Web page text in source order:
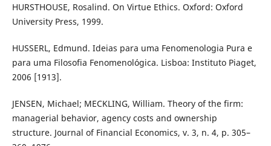
HURSTHOUSE, Rosalind. On Virtue Ethics. Oxford: Oxford
University Press, 1999.
HUSSERL, Edmund. Ideias para uma Fenomenologia Pura e
para uma Filosofia Fenomenológica. Lisboa: Instituto Piaget,
2006 [1913].
JENSEN, Michael; MECKLING, William. Theory of the firm:
managerial behavior, agency costs and ownership
structure. Journal of Financial Economics, v. 3, n. 4, p. 305–